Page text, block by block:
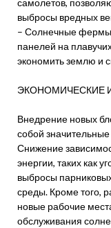
самолетов,
выбросы вредных
– Солнечные
панелей на
экономить землю и
ЭКОНОМИЧЕСКИЕ
Внедрение новых
собой
Снижение
энергии, таких как
выбросы
среды. Кроме того,
новые рабочие
обслуживания